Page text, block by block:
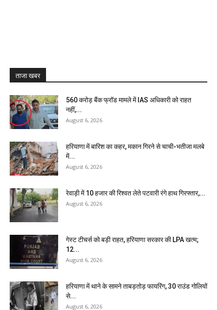
ताजा खबर
₹560 करोड़ बैंक फ्रॉड मामले में IAS अधिकारी को राहत
नहीं,...
August 6, 2026
हरियाणा में बारिश का कहर, मकान गिरने से चाची-भतीजा मलबे
में...
August 6, 2026
रेवाड़ी में 10 हजार की रिश्वत लेते पटवारी रंगे हाथ गिरफ्तार,...
August 6, 2026
गेस्ट टीचर्स को बड़ी राहत, हरियाणा सरकार की LPA खत्म;
12...
August 6, 2026
हरियाणा में थाने के सामने ताबड़तोड़ फायरिंग, 30 राउंड गोलियों
से...
August 6, 2026